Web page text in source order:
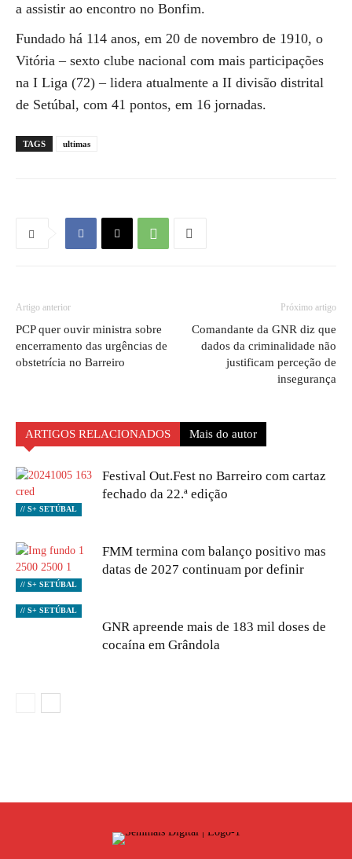
a assistir ao encontro no Bonfim.
Fundado há 114 anos, em 20 de novembro de 1910, o
Vitória – sexto clube nacional com mais participações
na I Liga (72) – lidera atualmente a II divisão distrital
de Setúbal, com 41 pontos, em 16 jornadas.
TAGS ultimas
Artigo anterior
PCP quer ouvir ministra sobre
encerramento das urgências de
obstetrícia no Barreiro
Próximo artigo
Comandante da GNR diz que
dados da criminalidade não
justificam perceção de
insegurança
ARTIGOS RELACIONADOS Mais do autor
// S+ SETÚBAL
Festival Out.Fest no Barreiro com cartaz
fechado da 22.ª edição
// S+ SETÚBAL
FMM termina com balanço positivo mas
datas de 2027 continuam por definir
// S+ SETÚBAL
GNR apreende mais de 183 mil doses de
cocaína em Grândola